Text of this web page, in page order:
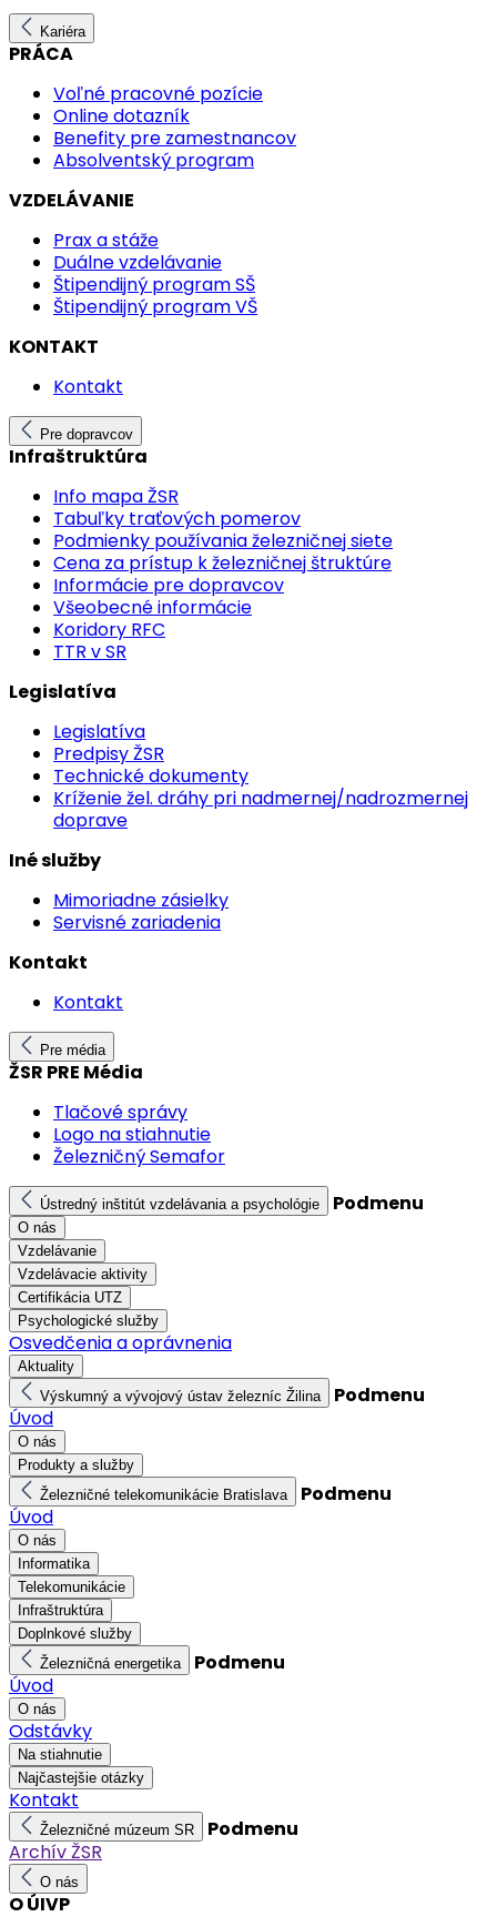
Kariéra
PRÁCA
Voľné pracovné pozície
Online dotazník
Benefity pre zamestnancov
Absolventský program
VZDELÁVANIE
Prax a stáže
Duálne vzdelávanie
Štipendijný program SŠ
Štipendijný program VŠ
KONTAKT
Kontakt
Pre dopravcov
Infraštruktúra
Info mapa ŽSR
Tabuľky traťových pomerov
Podmienky používania železničnej siete
Cena za prístup k železničnej štruktúre
Informácie pre dopravcov
Všeobecné informácie
Koridory RFC
TTR v SR
Legislatíva
Legislatíva
Predpisy ŽSR
Technické dokumenty
Kríženie žel. dráhy pri nadmernej/nadrozmernej
doprave
Iné služby
Mimoriadne zásielky
Servisné zariadenia
Kontakt
Kontakt
Pre média
ŽSR PRE Média
Tlačové správy
Logo na stiahnutie
Železničný Semafor
Ústredný inštitút vzdelávania a psychológie Podmenu
O nás
Vzdelávanie
Vzdelávacie aktivity
Certifikácia UTZ
Psychologické služby
Osvedčenia a oprávnenia
Aktuality
Výskumný a vývojový ústav železníc Žilina
Podmenu
Úvod
O nás
Produkty a služby
Železničné telekomunikácie Bratislava
Podmenu
Úvod
O nás
Informatika
Telekomunikácie
Infraštruktúra
Doplnkové služby
Železničná energetika
Podmenu
Úvod
O nás
Odstávky
Na stiahnutie
Najčastejšie otázky
Kontakt
Železničné múzeum SR
Podmenu
Archív ŽSR
O nás
O ÚIVP